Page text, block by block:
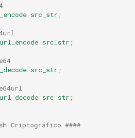
src_str ;
src_str ;
src_str ;
src_str ;
Criptográfico ####